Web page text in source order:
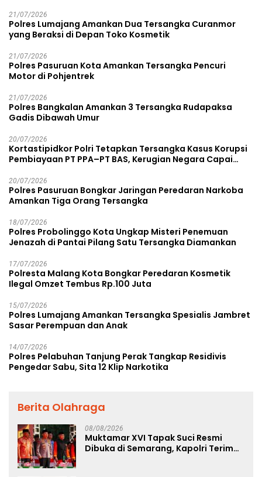
21/07/2026
Polres Lumajang Amankan Dua Tersangka Curanmor
yang Beraksi di Depan Toko Kosmetik
21/07/2026
Polres Pasuruan Kota Amankan Tersangka Pencuri
Motor di Pohjentrek
21/07/2026
Polres Bangkalan Amankan 3 Tersangka Rudapaksa
Gadis Dibawah Umur
20/07/2026
Kortastipidkor Polri Tetapkan Tersangka Kasus Korupsi
Pembiayaan PT PPA–PT BAS, Kerugian Negara Capai
20/07/2026
Polres Pasuruan Bongkar Jaringan Peredaran Narkoba
Amankan Tiga Orang Tersangka
18/07/2026
Polres Probolinggo Kota Ungkap Misteri Penemuan
Jenazah di Pantai Pilang Satu Tersangka Diamankan
17/07/2026
Polresta Malang Kota Bongkar Peredaran Kosmetik
Ilegal Omzet Tembus Rp.100 Juta
15/07/2026
Polres Lumajang Amankan Tersangka Spesialis Jambret
Sasar Perempuan dan Anak
14/07/2026
Polres Pelabuhan Tanjung Perak Tangkap Residivis
Pengedar Sabu, Sita 12 Klip Narkotika
Berita Olahraga
08/08/2026
Muktamar XVI Tapak Suci Resmi
Dibuka di Semarang, Kapolri Terima